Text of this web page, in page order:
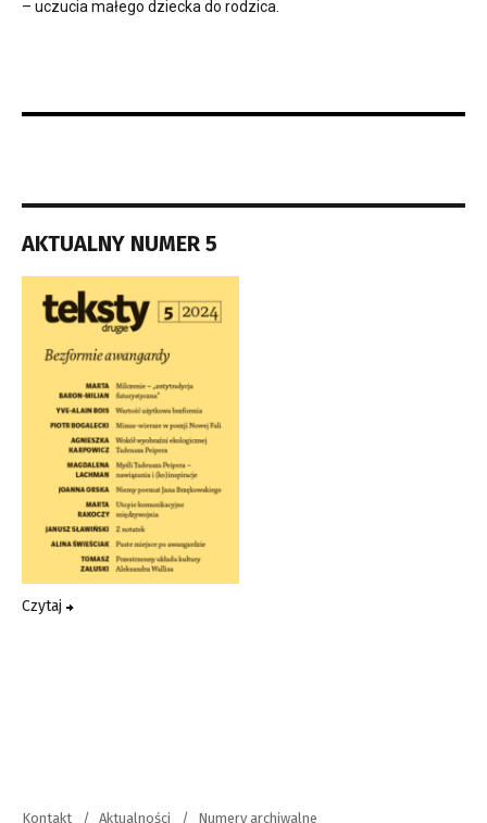
– uczucia małego dziecka do rodzica.
AKTUALNY NUMER 5
Czytaj
Kontakt Aktualności Numery archiwalne